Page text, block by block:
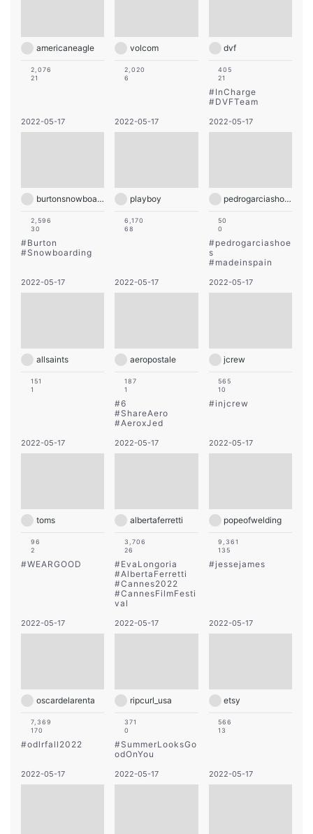
americaneagle
2,076
21
volcom
2,020
6
dvf
405
21
#InCharge
#DVFTeam
2022-05-17
burtonsnowboards
2,596
30
#Burton
#Snowboarding
2022-05-17
playboy
6,170
68
2022-05-17
pedrogarciashoes
50
0
#pedrogarciashoe
s
#madeinspain
2022-05-17
allsaints
151
1
2022-05-17
aeropostale
187
1
#6
#ShareAero
#AeroxJed
2022-05-17
jcrew
565
10
#injcrew
2022-05-17
toms
96
2
#WEARGOOD
2022-05-17
albertaferretti
3,706
26
#EvaLongoria
#AlbertaFerretti
#Cannes2022
#CannesFilmFesti
val
2022-05-17
popeofwelding
9,361
135
#jessejames
2022-05-17
oscardelarenta
7,369
170
#odlrfall2022
2022-05-17
ripcurl_usa
371
0
#SummerLooksGo
odOnYou
2022-05-17
etsy
566
13
2022-05-17 2022-05-17 2022-05-17